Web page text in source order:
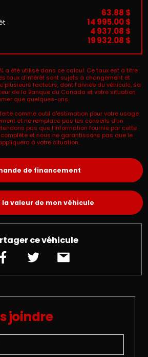
63.88 $
14 995.00 $
4 937.08 $
19 932.08 $
a été utilisé dans ce calcul. Ce taux est à titre
taux d’intérêt sont sujets à changement et
plusieurs facteurs, dont l’année du véhicule, sa
de la Banque du Canada et votre situation
que quelques-uns.
comme outil d'estimation pour votre usage
et ne remplace pas les conseils d'un
pas que l'information fournie par cette
et nous ne garantissons pas que le
à votre situation.
de financement
la valeur de mon véhicule
ce véhicule
joindre